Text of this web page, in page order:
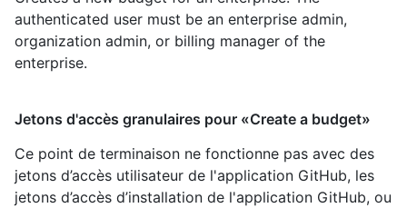
authenticated user must be an enterprise admin,
organization admin, or billing manager of the
enterprise.
Jetons d'accès granulaires pour «Create a budget»
Ce point de terminaison ne fonctionne pas avec des
jetons d’accès utilisateur de l'application GitHub, les
jetons d’accès d’installation de l'application GitHub, ou